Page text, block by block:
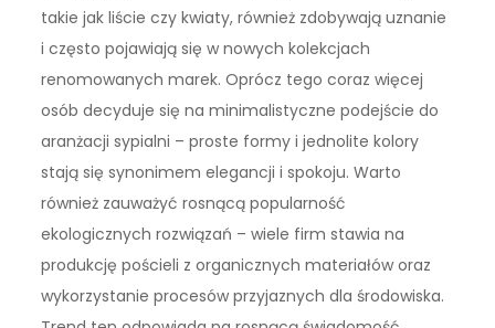
takie jak liście czy kwiaty, również zdobywają uznanie
i często pojawiają się w nowych kolekcjach
renomowanych marek. Oprócz tego coraz więcej
osób decyduje się na minimalistyczne podejście do
aranżacji sypialni – proste formy i jednolite kolory
stają się synonimem elegancji i spokoju. Warto
również zauważyć rosnącą popularność
ekologicznych rozwiązań – wiele firm stawia na
produkcję pościeli z organicznych materiałów oraz
wykorzystanie procesów przyjaznych dla środowiska.